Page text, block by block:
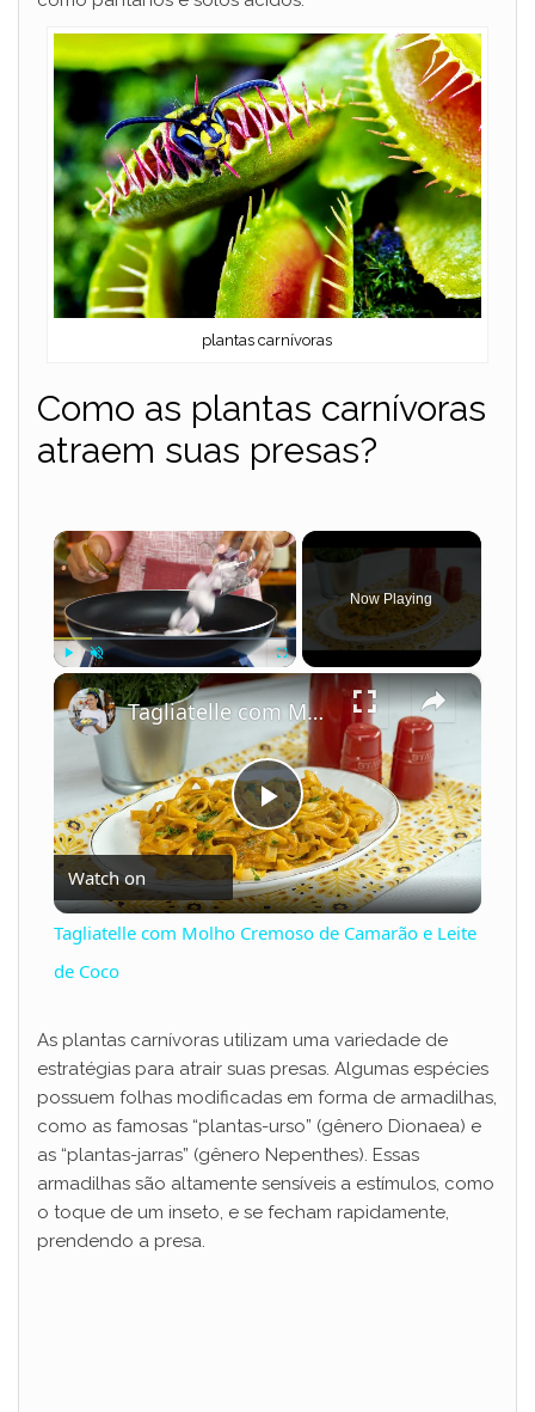
plantas carnívoras
Como as plantas carnívoras
atraem suas presas?
×
Play Unmute Fullscreen
Now Playing
×
P
l
y
V
i
Tagliatelle com Molho Cremoso de Camarão e Leite de Coco
Watch on
Tagliatelle com Molho Cremoso de Camarão e Leite
de Coco
As plantas carnívoras utilizam uma variedade de
estratégias para atrair suas presas. Algumas espécies
possuem folhas modificadas em forma de armadilhas,
como as famosas “plantas-urso” (gênero Dionaea) e
as “plantas-jarras” (gênero Nepenthes). Essas
armadilhas são altamente sensíveis a estímulos, como
o toque de um inseto, e se fecham rapidamente,
prendendo a presa.